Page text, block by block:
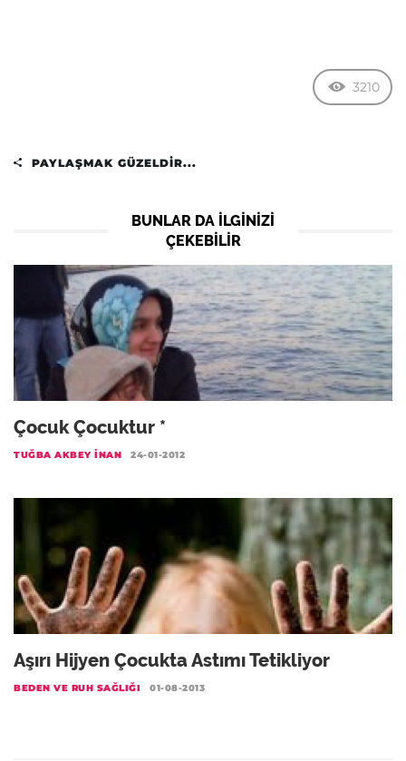
3210
PAYLAŞMAK GÜZELDIR...
BUNLAR DA ILGINIZI
ÇEKEBILIR
Çocuk Çocuktur *
TUĞBA AKBEY İNAN 24-01-2012
Aşırı Hijyen Çocukta Astımı Tetikliyor
BEDEN VE RUH SAĞLIĞI 01-08-2013